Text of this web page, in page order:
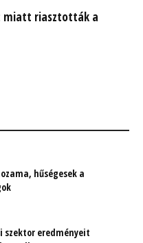
miatt riasztották a
hűségesek a
szektor eredményeit